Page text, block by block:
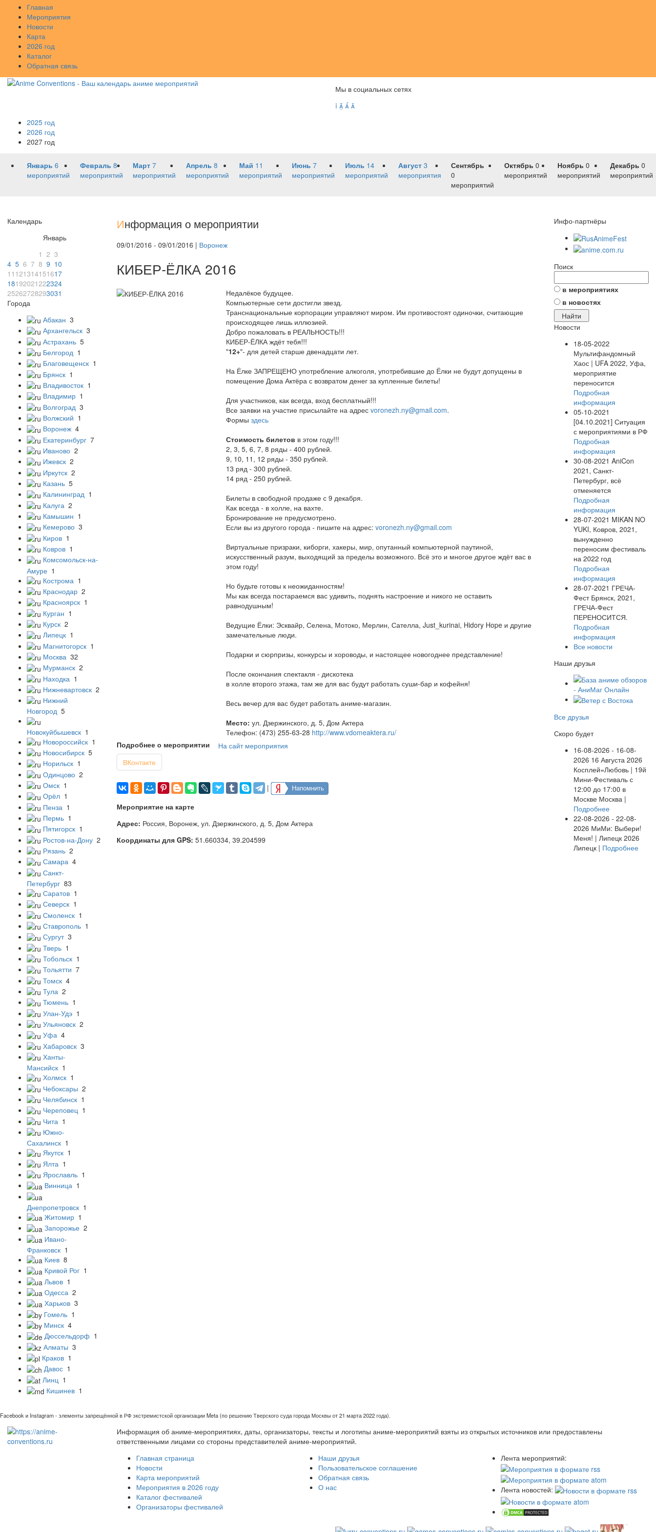
Главная
Мероприятия
Новости
Карта
2026 год
Каталог
Обратная связь
Мы в социальных сетях
   
2025 год
2026 год
2027 год
Январь 6
мероприятий
Февраль 8
мероприятий
Март 7
мероприятий
Апрель 8
мероприятий
Май 11
мероприятий
Июнь 7
мероприятий
Июль 14
мероприятий
Август 3
мероприятия
Сентябрь
0
мероприятий
Октябрь 0
мероприятий
Ноябрь 0
мероприятий
Декабрь 0
мероприятий
Календарь
Январь
1 2 3
4 5 6 7 8 9 10
11 121314151617
18192021222324
25262728293031
Города
Абакан 3
Архангельск 3
Астрахань 5
Белгород 1
Благовещенск 1
Брянск 1
Владивосток 1
Владимир 1
Волгоград 3
Волжский 1
Воронеж 4
Екатеринбург 7
Иваново 2
Ижевск 2
Иркутск 2
Казань 5
Калининград 1
Калуга 2
Камышин 1
Кемерово 3
Киров 1
Ковров 1
Комсомольск-на-
Амуре 1
Кострома 1
Краснодар 2
Красноярск 1
Курган 1
Курск 2
Липецк 1
Магнитогорск 1
Москва 32
Мурманск 2
Находка 1
Нижневартовск 2
Нижний
Новгород 5
Новокуйбышевск 1
Новороссийск 1
Новосибирск 5
Норильск 1
Одинцово 2
Омск 1
Орёл 1
Пенза 1
Пермь 1
Пятигорск 1
Ростов-на-Дону 2
Рязань 2
Самара 4
Санкт-
Петербург 83
Саратов 1
Северск 1
Смоленск 1
Ставрополь 1
Сургут 3
Тверь 1
Тобольск 1
Тольятти 7
Томск 4
Тула 2
Тюмень 1
Улан-Удэ 1
Ульяновск 2
Уфа 4
Хабаровск 3
Ханты-
Мансийск 1
Холмск 1
Чебоксары 2
Челябинск 1
Череповец 1
Чита 1
Южно-
Сахалинск 1
Якутск 1
Ялта 1
Ярославль 1
Винница 1
Днепропетровск 1
Житомир 1
Запорожье 2
Ивано-
Франковск 1
Киев 8
Кривой Рог 1
Львов 1
Одесса 2
Харьков 3
Гомель 1
Минск 4
Дюссельдорф 1
Алматы 3
Краков 1
Давос 1
Линц 1
Кишинев 1
Информация о мероприятии
09/01/2016 - 09/01/2016 | Воронеж
КИБЕР-ЁЛКА 2016
Недалёкое будущее.
Компьютерные сети достигли звезд.
Транснациональные корпорации управляют миром. Им противостоят одиночки, считающие
происходящее лишь иллюзией.
Добро пожаловать в РЕАЛЬНОСТЬ!!!
КИБЕР-ЁЛКА ждёт тебя!!!
"12+"- для детей старше двенадцати лет.
На Ёлке ЗАПРЕЩЕНО употребление алкоголя, употребившие до Ёлки не будут допущены в
помещение Дома Актёра с возвратом денег за купленные билеты!
Для участников, как всегда, вход бесплатный!!!
Все заявки на участие присылайте на адрес voronezh.ny@gmail.com.
Формы здесь
Стоимость билетов в этом году!!!
2, 3, 5, 6, 7, 8 ряды - 400 рублей.
9, 10, 11, 12 ряды - 350 рублей.
13 ряд - 300 рублей.
14 ряд - 250 рублей.
Билеты в свободной продаже с 9 декабря.
Как всегда - в холле, на вахте.
Бронирование не предусмотрено.
Если вы из другого города - пишите на адрес: voronezh.ny@gmail.com
Виртуальные призраки, киборги, хакеры, мир, опутанный компьютерной паутиной,
искусственный разум, выходящий за пределы возможного. Всё это и многое другое ждёт вас в
этом году!
Но будьте готовы к неожиданностям!
Мы как всегда постараемся вас удивить, поднять настроение и никого не оставить
равнодушным!
Ведущие Ёлки: Эсквайр, Селена, Мотоко, Мерлин, Сателла, Just_kurinai, Hidory Hope и другие
замечательные люди.
Подарки и сюрпризы, конкурсы и хороводы, и настоящее новогоднее представление!
После окончания спектакля - дискотека
в холле второго этажа, там же для вас будут работать суши-бар и кофейня!
Весь вечер для вас будет работать аниме-магазин.
Место: ул. Дзержинского, д. 5, Дом Актера
Телефон: (473) 255-63-28 http://www.vdomeaktera.ru/
Подробнее о мероприятии
На сайт мероприятия
ВКонтакте
| Напомнить
Мероприятие на карте
Адрес: Россия, Воронеж, ул. Дзержинского, д. 5, Дом Актера
Координаты для GPS: 51.660334, 39.204599
Инфо-партнёры
Поиск
в мероприятиях
в новостях
Новости
18-05-2022
Мультифандомный
Хаос | UFA 2022, Уфа,
мероприятие
переносится
Подробная
информация
05-10-2021
[04.10.2021] Ситуация
с мероприятиями в РФ
Подробная
информация
30-08-2021 AniCon
2021, Санкт-
Петербург, всё
отменяется
Подробная
информация
28-07-2021 MIKAN NO
YUKI, Ковров, 2021,
вынужденно
переносим фестиваль
на 2022 год
Подробная
информация
28-07-2021 ГРЕЧА-
Фест Брянск, 2021,
ГРЕЧА-Фест
ПЕРЕНОСИТСЯ.
Подробная
информация
Все новости
Наши друзья
Все друзья
Скоро будет
16-08-2026 - 16-08-
2026 16 Августа 2026
Косплей=Любовь | 19й
Мини-Фестиваль с
12:00 до 17:00 в
Москве Москва |
Подробнее
22-08-2026 - 22-08-
2026 МиМи: Выбери!
Меня! | Липецк 2026
Липецк | Подробнее
Facebook и Instagram - элементы запрещённой в РФ экстремистской организации Meta (по решению Тверского суда города Москвы от 21 марта 2022 года).
Информация об аниме-мероприятиях, даты, организаторы, тексты и логотипы аниме-мероприятий взяты из открытых источников или предоставлены
ответственными лицами со стороны представителей аниме-мероприятий.
Главная страница
Новости
Карта мероприятий
Мероприятия в 2026 году
Каталог фестивалей
Организаторы фестивалей
Наши друзья
Пользовательское соглашение
Обратная связь
О нас
Лента мероприятий:
Лента новостей: